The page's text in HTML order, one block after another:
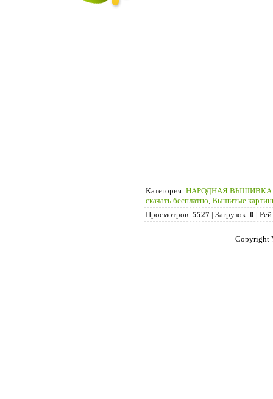
Категория: НАРОДНАЯ ВЫШИВКА
скачать бесплатно Вышитые
Просмотров: 5527 | Загрузок: 0 |
Copyright